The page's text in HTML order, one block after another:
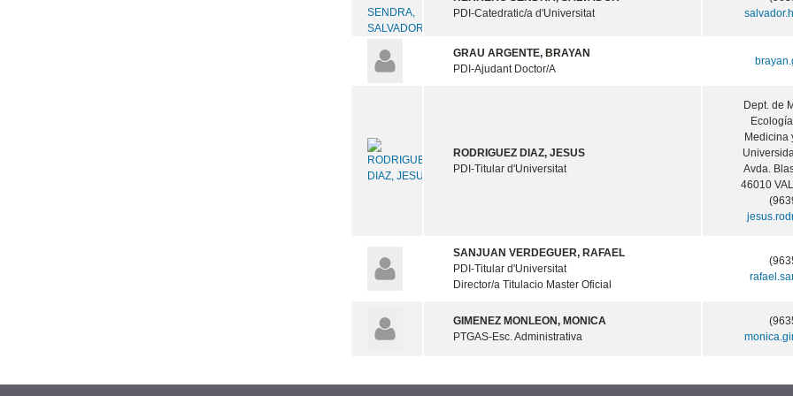
PDI-Catedratic/a d'Universitat
GRAU ARGENTE, BRAYAN
PDI-Ajudant Doctor/A
RODRIGUEZ DIAZ, JESUS
PDI-Titular d'Universitat
Dept. de
Medicina
Avda.
46010
SANJUAN VERDEGUER, RAFAEL
PDI-Titular d'Universitat
Director/a Titulacio Master Oficial
GIMENEZ MONLEON, MONICA
PTGAS-Esc. Administrativa